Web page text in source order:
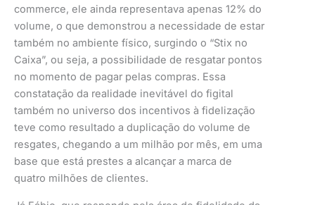
commerce, ele ainda representava apenas 12% do
volume, o que demonstrou a necessidade de estar
também no ambiente físico, surgindo o “Stix no
Caixa”, ou seja, a possibilidade de resgatar pontos
no momento de pagar pelas compras. Essa
constatação da realidade inevitável do figital
também no universo dos incentivos à fidelização
teve como resultado a duplicação do volume de
resgates, chegando a um milhão por mês, em uma
base que está prestes a alcançar a marca de
quatro milhões de clientes.